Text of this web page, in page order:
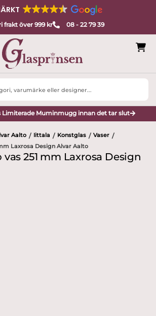
frakt över 999 kr 08 - 22 79 39
Limiterade Muminmugg innan det tar slut
Aalto / Iittala / Konstglas / Vaser /
Laxrosa Design Alvar Aalto
vas 251 mm Laxrosa Design